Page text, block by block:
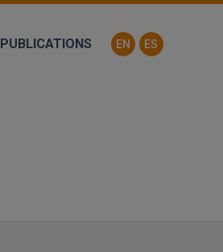
PUBLICATIONS EN ES